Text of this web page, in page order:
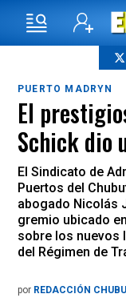
PUERTO MADRYN
El
Schick dio
El Sindicato de
Puertos del
abogado Nicolás
gremio ubicado
sobre los nuevos
del Régimen de
por REDACCIÓN